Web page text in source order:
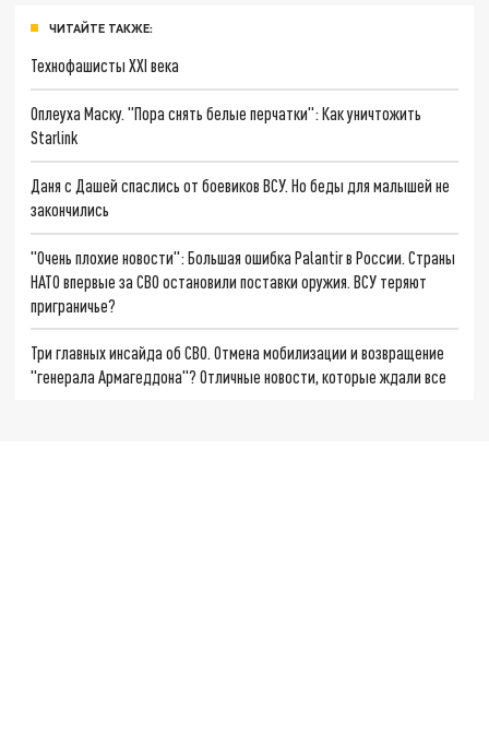
ЧИТАЙТЕ ТАКЖЕ:
Технофашисты XXI века
Оплеуха Маску. "Пора снять белые перчатки": Как уничтожить
Starlink
Даня с Дашей спаслись от боевиков ВСУ. Но беды для малышей не
закончились
"Очень плохие новости": Большая ошибка Palantir в России. Страны
НАТО впервые за СВО остановили поставки оружия. ВСУ теряют
приграничье?
Три главных инсайда об СВО. Отмена мобилизации и возвращение
"генерала Армагеддона"? Отличные новости, которые ждали все